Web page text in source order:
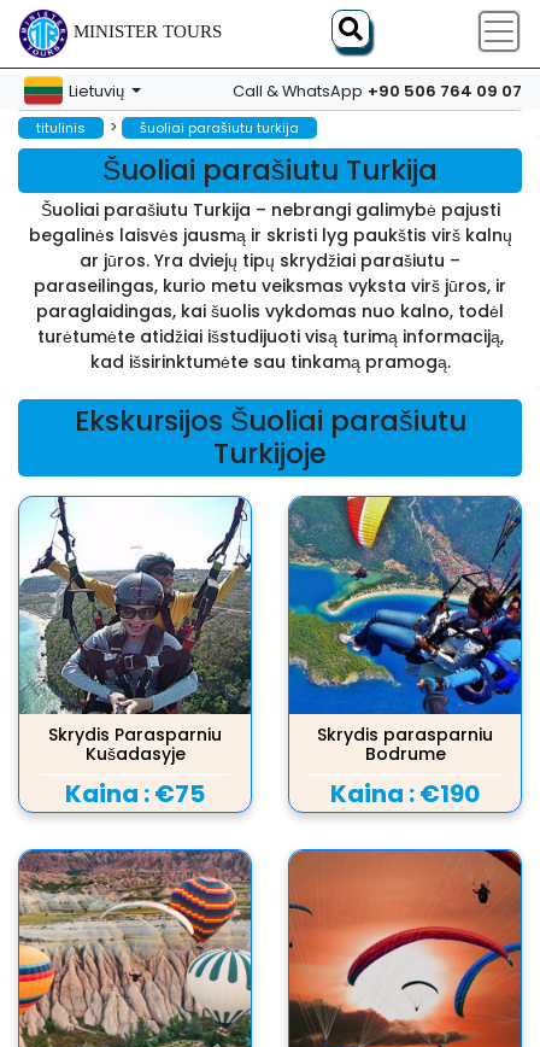
MINISTER TOURS
Lietuvių Call & WhatsApp +90 506 764 09 07
titulinis > šuoliai parašiutu turkija
Šuoliai parašiutu Turkija
Šuoliai parašiutu Turkija – nebrangi galimybė pajusti
begalinės laisvės jausmą ir skristi lyg paukštis virš kalnų
ar jūros. Yra dviejų tipų skrydžiai parašiutu –
paraseilingas, kurio metu veiksmas vyksta virš jūros, ir
paraglaidingas, kai šuolis vykdomas nuo kalno, todėl
turėtumėte atidžiai išstudijuoti visą turimą informaciją,
kad išsirinktumėte sau tinkamą pramogą.
Ekskursijos Šuoliai parašiutu
Turkijoje
Skrydis Parasparniu
Kušadasyje
Kaina :€75
Skrydis parasparniu
Bodrume
Kaina :€190